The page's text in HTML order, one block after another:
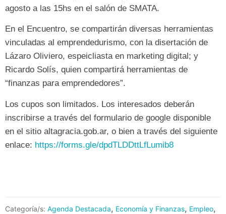
agosto a las 15hs en el salón de SMATA.
En el Encuentro, se compartirán diversas herramientas
vinculadas al emprendedurismo, con la disertación de
Lázaro Oliviero, espeicliasta en marketing digital; y
Ricardo Solís, quien compartirá herramientas de
“finanzas para emprendedores”.
Los cupos son limitados. Los interesados deberán
inscribirse a través del formulario de google disponible
en el sitio altagracia.gob.ar, o bien a través del siguiente
enlace: https://forms.gle/dpdTLDDttLfLumib8
Categoría/s: Agenda Destacada, Economía y Finanzas, Empleo,